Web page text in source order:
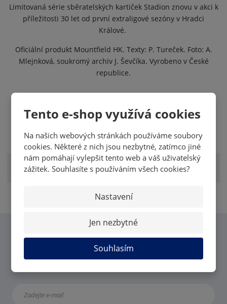
Tento e-shop využívá cookies
Na našich webových stránkách používáme soubory
cookies. Některé z nich jsou nezbytné, zatímco jiné
nám pomáhají vylepšit tento web a váš uživatelský
zážitek. Souhlasíte s používáním všech cookies?
Nastavení
Jen nezbytné
Souhlasím
Limitovaná série sběratelských kartiček Stadion znovu v akci k
příležitosti 30 let od první extraligové sezóny v Hradci
Králové.
Oficiální produkt Mountfield HK. Texty: P. Tureček. Foto: A.
Mlejnková, soukromý archiv J. Ševčíka. Vyrobeno v České
republice.
Zobrazit hodnocení produktu
CHCI VĚDĚT VŠECHNY
NOVINKY OD MK CARDS